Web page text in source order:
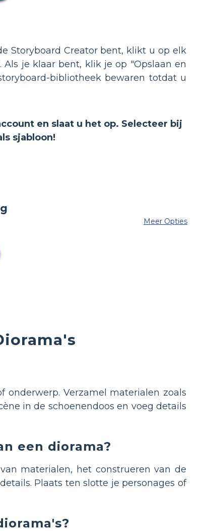
Storyboard Creator bent, klikt u op elk
je klaar bent, klik je op "Opslaan en
bibliotheek bewaren totdat u
en slaat u het op. Selecteer bij
sjabloon!
Meer Opties
Verzamel materialen zoals
in de schoenendoos en voeg details
een diorama?
materialen, het construeren van de
Plaats ten slotte je personages of